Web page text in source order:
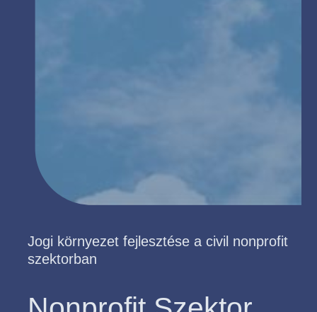
Jogi környezet fejlesztése a civil nonprofit
szektorban